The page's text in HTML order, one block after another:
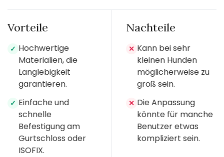
Vorteile
✓ Hochwertige
Materialien, die
Langlebigkeit
garantieren.
✓ Einfache und
schnelle
Befestigung am
Gurtschloss oder
ISOFIX.
Nachteile
✕ Kann bei sehr
kleinen Hunden
möglicherweise zu
groß sein.
✕ Die Anpassung
könnte für manche
Benutzer etwas
kompliziert sein.